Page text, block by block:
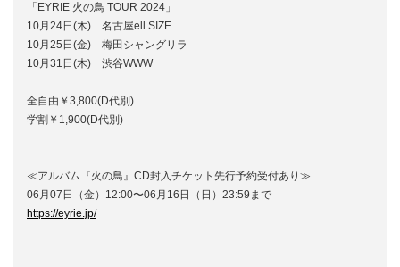
「EYRIE 火の鳥 TOUR 2024」
10月24日(木) 名古屋ell SIZE
10月25日(金) 梅田シャングリラ
10月31日(木) 渋谷WWW
全自由￥3,800(D代別)
学割￥1,900(D代別)
≪アルバム『火の鳥』CD封入チケット先行予約受付あり≫
06月07日（金）12:00〜06月16日（日）23:59まで
https://eyrie.jp/